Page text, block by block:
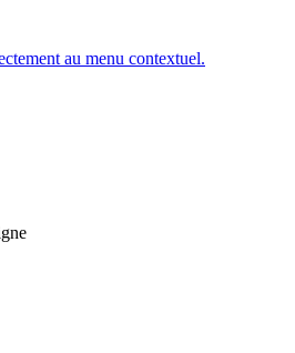
au menu contextuel.